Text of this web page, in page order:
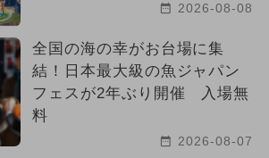
2026-08-08
全国の海の幸がお台場に集
結！日本最大級の魚ジャパン
フェスが2年ぶり開催 入場無
料
2026-08-07